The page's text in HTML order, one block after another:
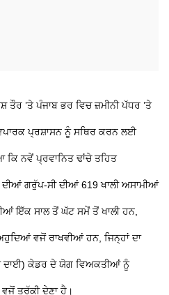
’ਤੇ ਪੰਜਾਬ ਭਰ ਵਿਚ ਜ਼ਮੀਨੀ ਪੱਧਰ ’ਤੇ
ਪ੍ਰਸ਼ਾਸਨ ਨੂੰ ਸਥਿਰ ਕਰਨ ਲਈ
ਨਵੇਂ ਪ੍ਰਵਾਨਿਤ ਢਾਂਚੇ ਤਹਿਤ
ਗਰੁੱਪ-ਸੀ ਦੀਆਂ 619 ਖਾਲੀ ਅਸਾਮੀਆਂ
ਇੱਕ ਸਾਲ ਤੋਂ ਘੱਟ ਸਮੇਂ ਤੋਂ ਖਾਲੀ ਹਨ,
ਵਜੋਂ ਰਾਖਵੀਆਂ ਹਨ, ਜਿਨ੍ਹਾਂ ਦਾ
ਦਾਈ) ਕੇਡਰ ਦੇ ਯੋਗ ਵਿਅਕਤੀਆਂ ਨੂੰ
ਤਰੱਕੀ ਦੇਣਾ ਹੈ।